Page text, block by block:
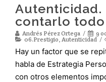
Autenticidad.
contarlo todo
Andrés Pérez Ortega
9
06.Prestigio Autenticidad
Hay un factor que se
habla de Estrategia
con otros elementos